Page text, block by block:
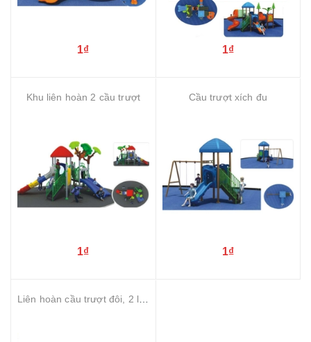
1₫ 1₫
Khu liên hoàn 2 cầu trượt
1₫
Cầu trượt xích đu
1₫